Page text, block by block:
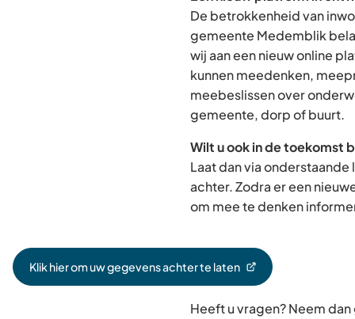
De betrokkenheid van
gemeente Medemblik
wij aan een nieuw online
kunnen meedenken,
meebeslissen over
gemeente, dorp of buurt.
Wilt u ook in de toekomst
Laat dan via
achter. Zodra er een
om mee te denken
Klik hier om uw gegevens achter te laten
(Verwijst
Heeft u vragen? Neem